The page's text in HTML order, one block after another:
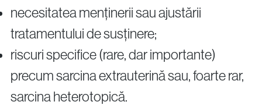
necesitatea menținerii sau ajustării
tratamentului de susținere;
riscuri specifice (rare, dar importante)
precum sarcina extrauterină sau, foarte rar,
sarcina heterotopică.